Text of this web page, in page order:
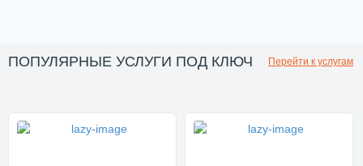
ПОПУЛЯРНЫЕ УСЛУГИ ПОД КЛЮЧ Перейти к услугам